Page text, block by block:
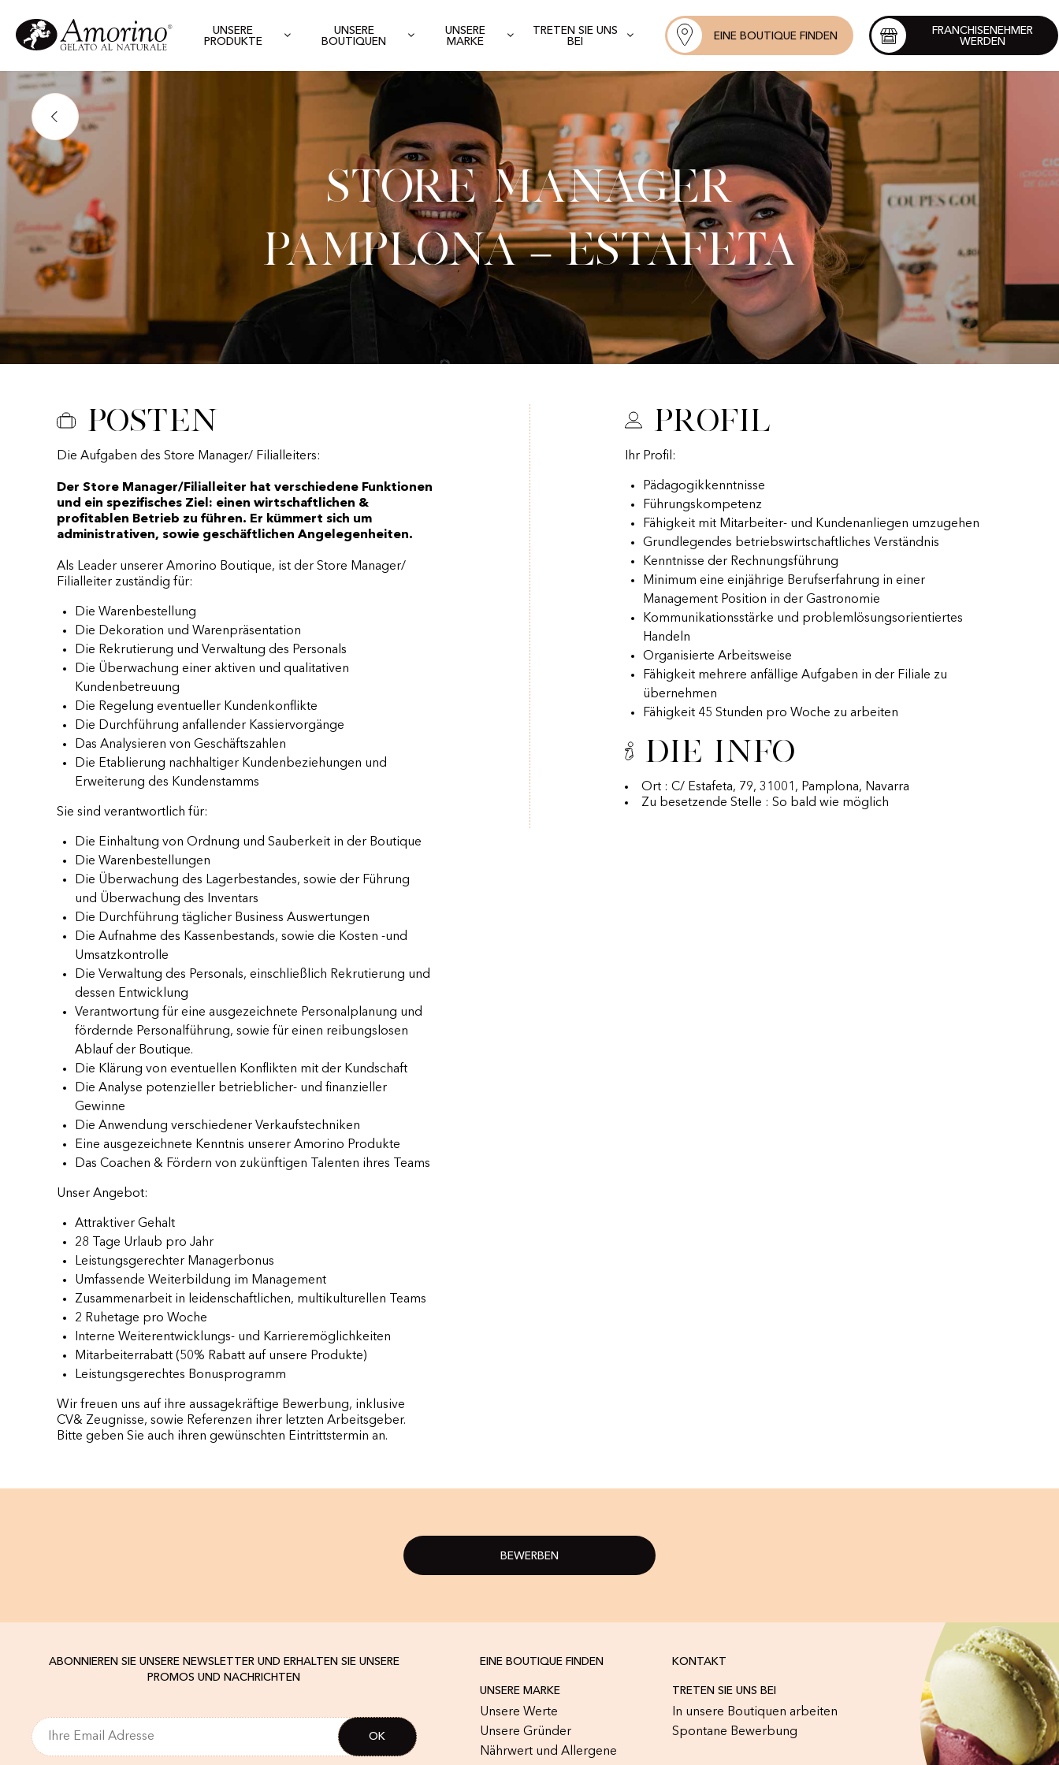
UNSERE
PRODUKTE
UNSERE
BOUTIQUEN
UNSERE
MARKE
TRETEN SIE UNS
BEI
EINE BOUTIQUE FINDEN
FRANCHISENEHMER
WERDEN
Store Manager
Pamplona – Estafeta
Posten
Die Aufgaben des Store Manager/ Filialleiters:
Der Store Manager/Filialleiter hat verschiedene Funktionen
und ein spezifisches Ziel: einen wirtschaftlichen &
profitablen Betrieb zu führen. Er kümmert sich um
administrativen, sowie geschäftlichen Angelegenheiten.
Als Leader unserer Amorino Boutique, ist der Store Manager/
Filialleiter zuständig für:
Die Warenbestellung
Die Dekoration und Warenpräsentation
Die Rekrutierung und Verwaltung des Personals
Die Überwachung einer aktiven und qualitativen
Kundenbetreuung
Die Regelung eventueller Kundenkonflikte
Die Durchführung anfallender Kassiervorgänge
Das Analysieren von Geschäftszahlen
Die Etablierung nachhaltiger Kundenbeziehungen und
Erweiterung des Kundenstamms
Sie sind verantwortlich für:
Die Einhaltung von Ordnung und Sauberkeit in der Boutique
Die Warenbestellungen
Die Überwachung des Lagerbestandes, sowie der Führung
und Überwachung des Inventars
Die Durchführung täglicher Business Auswertungen
Die Aufnahme des Kassenbestands, sowie die Kosten -und
Umsatzkontrolle
Die Verwaltung des Personals, einschließlich Rekrutierung und
dessen Entwicklung
Verantwortung für eine ausgezeichnete Personalplanung und
fördernde Personalführung, sowie für einen reibungslosen
Ablauf der Boutique.
Die Klärung von eventuellen Konflikten mit der Kundschaft
Die Analyse potenzieller betrieblicher- und finanzieller
Gewinne
Die Anwendung verschiedener Verkaufstechniken
Eine ausgezeichnete Kenntnis unserer Amorino Produkte
Das Coachen & Fördern von zukünftigen Talenten ihres Teams
Unser Angebot:
Attraktiver Gehalt
28 Tage Urlaub pro Jahr
Leistungsgerechter Managerbonus
Umfassende Weiterbildung im Management
Zusammenarbeit in leidenschaftlichen, multikulturellen Teams
2 Ruhetage pro Woche
Interne Weiterentwicklungs- und Karrieremöglichkeiten
Mitarbeiterrabatt (50% Rabatt auf unsere Produkte)
Leistungsgerechtes Bonusprogramm
Wir freuen uns auf ihre aussagekräftige Bewerbung, inklusive
CV& Zeugnisse, sowie Referenzen ihrer letzten Arbeitsgeber.
Bitte geben Sie auch ihren gewünschten Eintrittstermin an.
Profil
Ihr Profil:
Pädagogikkenntnisse
Führungskompetenz
Fähigkeit mit Mitarbeiter- und Kundenanliegen umzugehen
Grundlegendes betriebswirtschaftliches Verständnis
Kenntnisse der Rechnungsführung
Minimum eine einjährige Berufserfahrung in einer
Management Position in der Gastronomie
Kommunikationsstärke und problemlösungsorientiertes
Handeln
Organisierte Arbeitsweise
Fähigkeit mehrere anfällige Aufgaben in der Filiale zu
übernehmen
Fähigkeit 45 Stunden pro Woche zu arbeiten
Die Info
Ort : C/ Estafeta, 79, 31001, Pamplona, Navarra
Zu besetzende Stelle : So bald wie möglich
BEWERBEN
ABONNIEREN SIE UNSERE NEWSLETTER UND ERHALTEN SIE UNSERE
PROMOS UND NACHRICHTEN
EINE BOUTIQUE FINDEN KONTAKT
UNSERE MARKE
Unsere Werte
Unsere Gründer
Nährwert und Allergene
TRETEN SIE UNS BEI
In unsere Boutiquen arbeiten
Spontane Bewerbung